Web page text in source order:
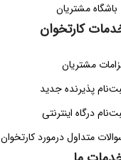
باشگاه مشتریان
کارتخوان
مشتریان
پذیرنده جدید
درگاه اینترنتی
متداول درمورد کارتخوان